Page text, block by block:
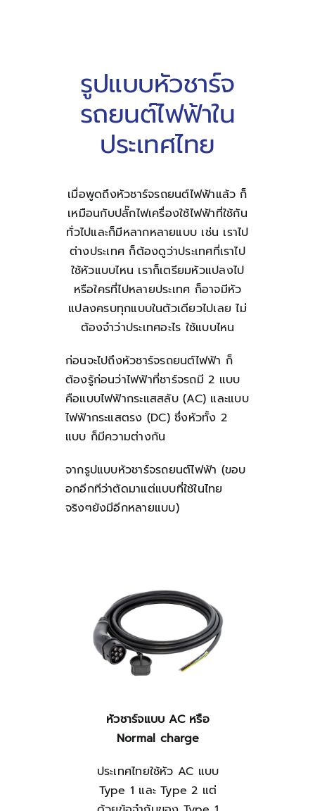
รูปแบบหัวชาร์จ
รถยนต์ไฟฟ้าใน
ประเทศไทย
เมื่อพูดถึงหัวชาร์จรถยนต์ไฟฟ้าแล้ว ก็
เหมือนกับปลั๊กไฟเครื่องใช้ไฟฟ้าที่ใช้กัน
ทั่วไปและก็มีหลากหลายแบบ เช่น เราไป
ต่างประเทศ ก็ต้องดูว่าประเทศที่เราไป
ใช้หัวแบบไหน เราก็เตรียมหัวแปลงไป
หรือใครที่ไปหลายประเทศ ก็อาจมีหัว
แปลงครบทุกแบบในตัวเดียวไปเลย ไม่
ต้องจำว่าประเทศอะไร ใช้แบบไหน
ก่อนจะไปถึงหัวชาร์จรถยนต์ไฟฟ้า ก็
ต้องรู้ก่อนว่าไฟฟ้าที่ชาร์จรถมี 2 แบบ
คือแบบไฟฟ้ากระแสสลับ (AC) และแบบ
ไฟฟ้ากระแสตรง (DC) ซึ่งหัวทั้ง 2
แบบ ก็มีความต่างกัน
จากรูปแบบหัวชาร์จรถยนต์ไฟฟ้า (ขอบ
อกอีกทีว่าตัดมาแต่แบบที่ใช้ในไทย
จริงๆยังมีอีกหลายแบบ)
หัวชาร์จแบบ AC หรือ
Normal charge
ประเทศไทยใช้หัว AC แบบ
Type 1 และ Type 2 แต่